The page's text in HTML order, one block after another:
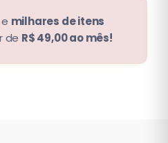
e milhares de itens
de R$ 49,00 ao mês!